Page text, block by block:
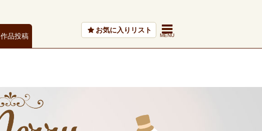
作品投稿
お気に入りリスト